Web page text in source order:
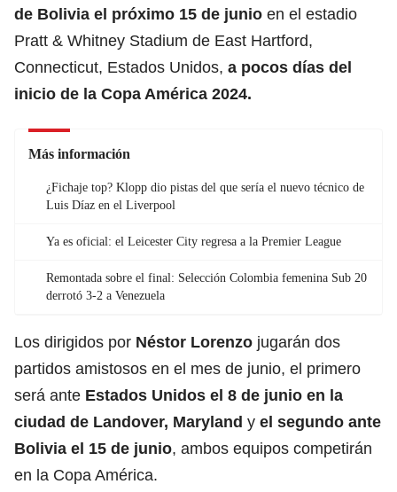
de Bolivia el próximo 15 de junio en el estadio
Pratt & Whitney Stadium de East Hartford,
Connecticut, Estados Unidos, a pocos días del
inicio de la Copa América 2024.
Más información
¿Fichaje top? Klopp dio pistas del que sería el nuevo técnico de
Luis Díaz en el Liverpool
Ya es oficial: el Leicester City regresa a la Premier League
Remontada sobre el final: Selección Colombia femenina Sub 20
derrotó 3-2 a Venezuela
Los dirigidos por Néstor Lorenzo jugarán dos
partidos amistosos en el mes de junio, el primero
será ante Estados Unidos el 8 de junio en la
ciudad de Landover, Maryland y el segundo ante
Bolivia el 15 de junio, ambos equipos competirán
en la Copa América.